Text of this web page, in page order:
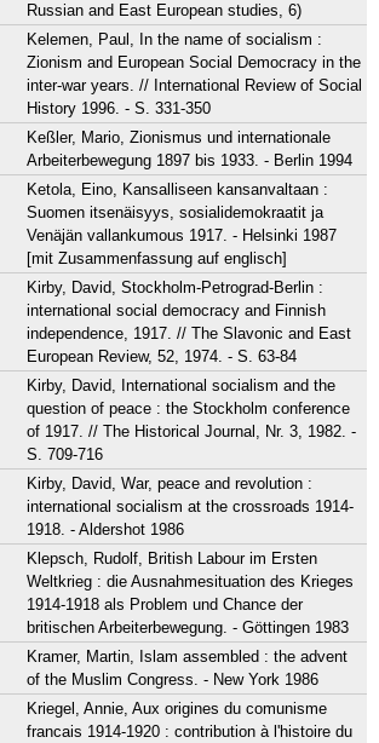
Russian and East European studies, 6)
Kelemen, Paul, In the name of socialism :
Zionism and European Social Democracy in the
inter-war years. // International Review of Social
History 1996. - S. 331-350
Keßler, Mario, Zionismus und internationale
Arbeiterbewegung 1897 bis 1933. - Berlin 1994
Ketola, Eino, Kansalliseen kansanvaltaan :
Suomen itsenäisyys, sosialidemokraatit ja
Venäjän vallankumous 1917. - Helsinki 1987
[mit Zusammenfassung auf englisch]
Kirby, David, Stockholm-Petrograd-Berlin :
international social democracy and Finnish
independence, 1917. // The Slavonic and East
European Review, 52, 1974. - S. 63-84
Kirby, David, International socialism and the
question of peace : the Stockholm conference
of 1917. // The Historical Journal, Nr. 3, 1982. -
S. 709-716
Kirby, David, War, peace and revolution :
international socialism at the crossroads 1914-
1918. - Aldershot 1986
Klepsch, Rudolf, British Labour im Ersten
Weltkrieg : die Ausnahmesituation des Krieges
1914-1918 als Problem und Chance der
britischen Arbeiterbewegung. - Göttingen 1983
Kramer, Martin, Islam assembled : the advent
of the Muslim Congress. - New York 1986
Kriegel, Annie, Aux origines du comunisme
francais 1914-1920 : contribution à l'histoire du